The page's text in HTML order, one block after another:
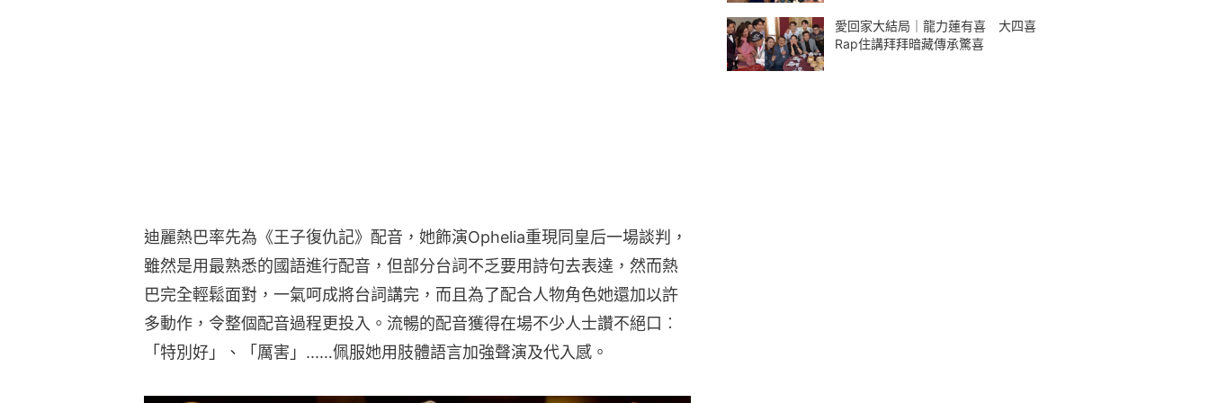
迪麗熱巴率先為《王子復仇記》配音，她飾演Ophelia重現同皇后一場談判，
雖然是用最熟悉的國語進行配音，但部分台詞不乏要用詩句去表達，然而熱
巴完全輕鬆面對，一氣呵成將台詞講完，而且為了配合人物角色她還加以許
多動作，令整個配音過程更投入。流暢的配音獲得在場不少人士讚不絕口︰
「特別好」、「厲害」...…佩服她用肢體語言加強聲演及代入感。
愛回家大結局｜龍力蓮有喜 大四喜
Rap住講拜拜暗藏傳承驚喜